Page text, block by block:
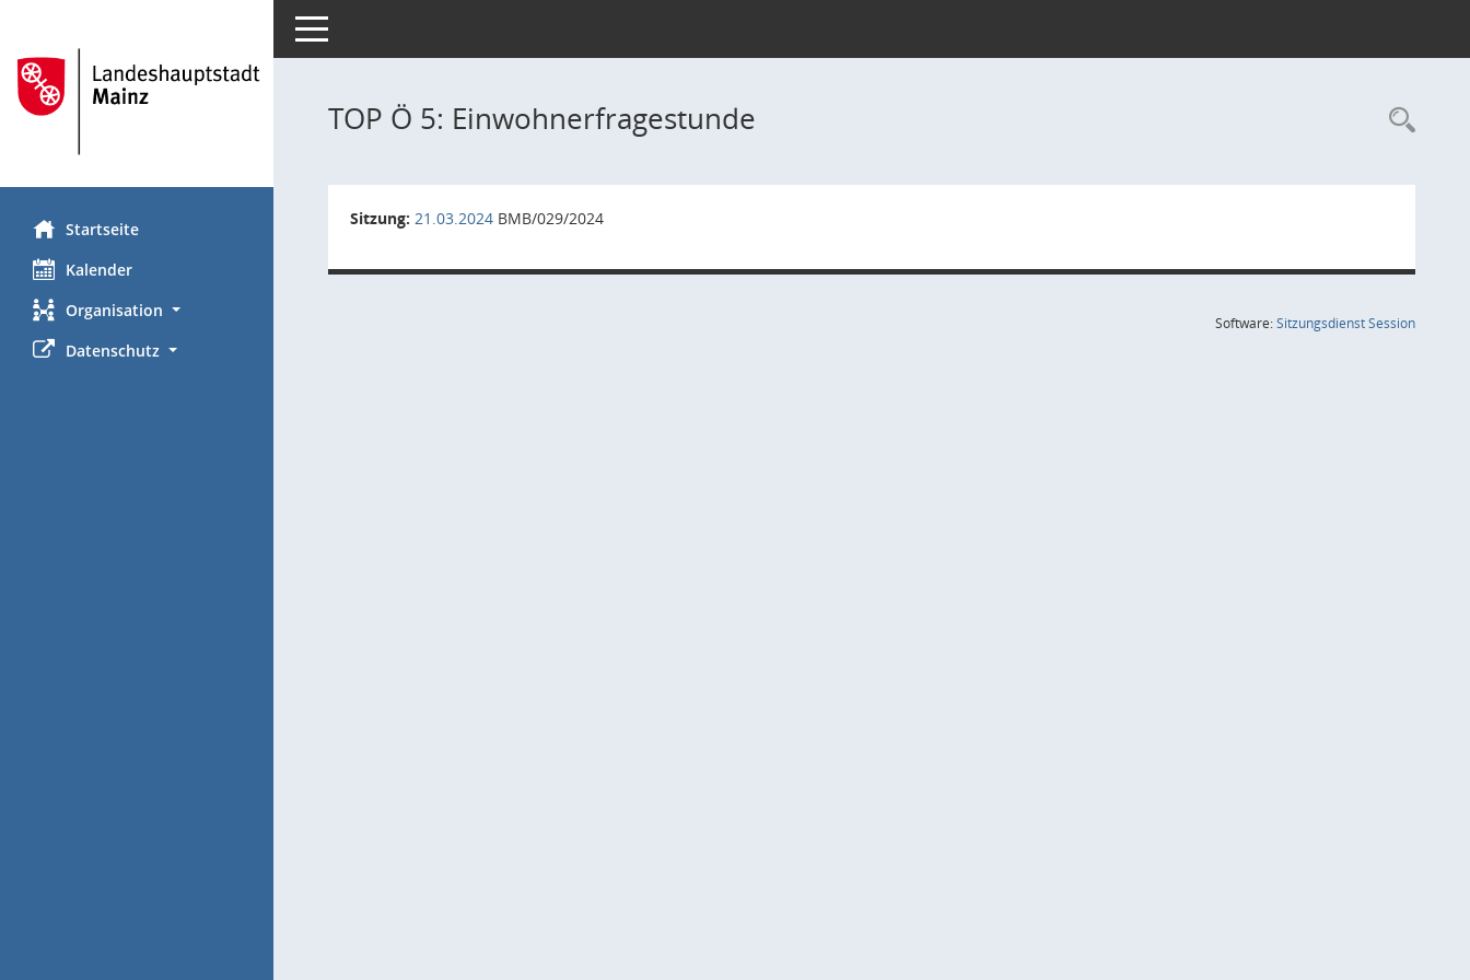
Startseite
Kalender
Organisation
Datenschutz
Toggle navigation
TOP Ö 5: Einwohnerfragestunde
Sitzung: 21.03.2024 BMB/029/2024
Software:SitzungsdienstSession(Wird in